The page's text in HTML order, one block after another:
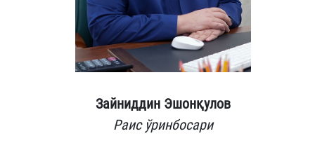
Зайниддин Эшонқулов
Раис ўринбосари